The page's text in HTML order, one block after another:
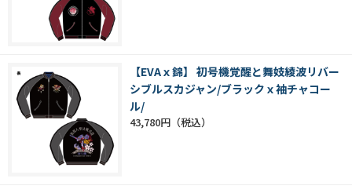
【EVAｘ錦】 初号機覚醒と舞妓綾波リバー
シブルスカジャン/ブラックｘ袖チャコー
ル/
43,780円